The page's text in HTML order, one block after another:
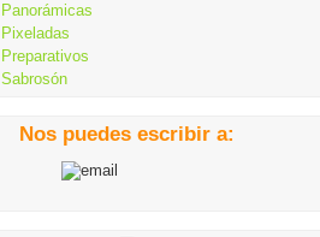
Panorámicas
Pixeladas
Preparativos
Sabrosón
Nos puedes escribir a: